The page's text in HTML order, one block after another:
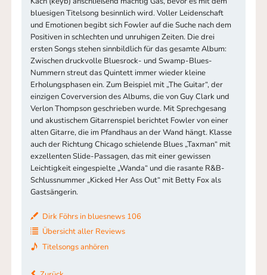
bluesigen Titelsong besinnlich wird. Voller Leidenschaft
und Emotionen begibt sich Fowler auf die Suche nach dem
Positiven in schlechten und unruhigen Zeiten. Die drei
ersten Songs stehen sinnbildlich für das gesamte Album:
Zwischen druckvolle Bluesrock- und Swamp-Blues-
Nummern streut das Quintett immer wieder kleine
Erholungsphasen ein. Zum Beispiel mit „The Guitar“, der
einzigen Coverversion des Albums, die von Guy Clark und
Verlon Thompson geschrieben wurde. Mit Sprechgesang
und akustischem Gitarrenspiel berichtet Fowler von einer
alten Gitarre, die im Pfandhaus an der Wand hängt. Klasse
auch der Richtung Chicago schielende Blues „Taxman“ mit
exzellenten Slide-Passagen, das mit einer gewissen
Leichtigkeit eingespielte „Wanda“ und die rasante R&B-
Schlussnummer „Kicked Her Ass Out“ mit Betty Fox als
Gastsängerin.
Dirk Föhrs in bluesnews 106
Übersicht aller Reviews
Titelsongs anhören